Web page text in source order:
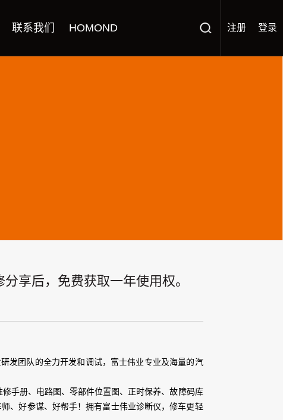
注册 登录
联系我们 HOMOND
享后，免费获取一年使用权。
发团队的全力开发和调试，富士伟业专业及海量的汽
手册、电路图、零部件位置图、正时保养、故障码库
、好参谋、好帮手！拥有富士伟业诊断仪，修车更轻